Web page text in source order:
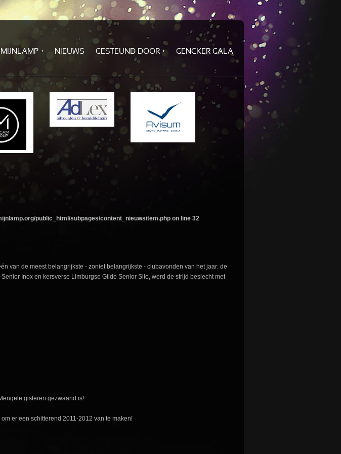
MIJNLAMP NIEUWS GESTEUND DOOR GENCKER GALA
public_html/subpages/content_nieuwsitem.php on line 32
van de meest belangrijkste - zoniet belangrijkste - clubavonden van het jaar: de
Inox en kersverse Limburgse Gilde Senior Silo, werd de strijd beslecht met
gisteren gezwaand is!
er een schitterend 2011-2012 van te maken!